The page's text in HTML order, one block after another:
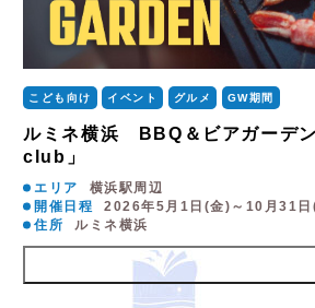
こども向け イベント グルメ GW期間
ルミネ横浜 BBQ＆ビアガーデ
club」
エリア
横浜駅周辺
開催日程
2026年5月1日(金)～10月31
住所
ルミネ横浜